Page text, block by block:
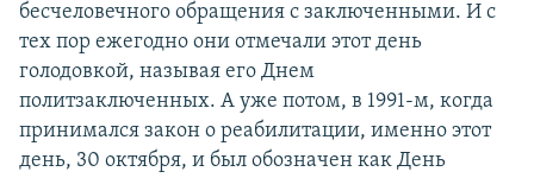
бесчеловечного обращения с заключенными. И с
тех пор ежегодно они отмечали этот день
голодовкой, называя его Днем
политзаключенных. А уже потом, в 1991-м, когда
принимался закон о реабилитации, именно этот
день, 30 октября, и был обозначен как День